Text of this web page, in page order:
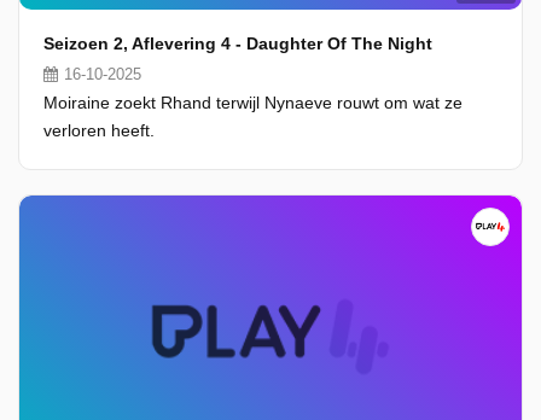
Seizoen 2, Aflevering 4 - Daughter Of The Night
16-10-2025
Moiraine zoekt Rhand terwijl Nynaeve rouwt om wat ze
verloren heeft.